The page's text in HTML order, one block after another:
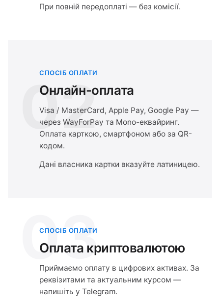
При повній передоплаті — без комісії.
02
СПОСІБ ОПЛАТИ
Онлайн-оплата
Visa / MasterCard, Apple Pay, Google Pay —
через WayForPay та Mono-еквайринг.
Оплата карткою, смартфоном або за QR-
кодом.
Дані власника картки вказуйте латиницею.
03
СПОСІБ ОПЛАТИ
Оплата криптовалютою
Приймаємо оплату в цифрових активах. За
реквізитами та актуальним курсом —
напишіть у Telegram.